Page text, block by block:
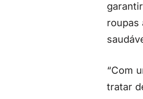
roupas
“Com
tratar